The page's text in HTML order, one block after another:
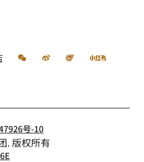
微信 微博 飞猪 小红书
号-10
. 版权所有